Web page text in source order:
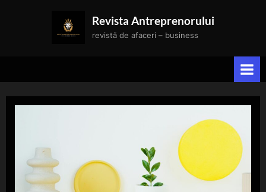
Revista Antreprenorului
revistă de afaceri – business